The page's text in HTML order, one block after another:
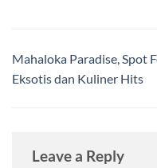
Mahaloka Paradise, Spot
Eksotis dan Kuliner Hits
Leave a Reply